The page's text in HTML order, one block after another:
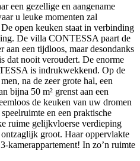
een gezellige en aangename
u leuke momenten zal
open keuken staat in verbinding
De villa CONTESSA paart de
aan een tijdloos, maar desondanks
dat nooit veroudert. De enorme
is indrukwekkend. Op de
na de zeer grote hal, een
bijna 50 m² grenst aan een
de keuken van uw dromen
en een praktische
ruime gelijkvloerse verdieping
groot. Haar oppervlakte
kamerappartement! In zo’n ruimte